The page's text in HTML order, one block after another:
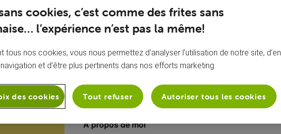
À propos de moi
cookies, c’est comme des frites sans
l’expérience n’est pas la même!
tous nos cookies, vous nous permettez d’analyser l’utilisation de notre site, d’en
et d’être plus pertinents dans nos efforts marketing.
Tout refuser Autoriser tous les cookies
des cookies